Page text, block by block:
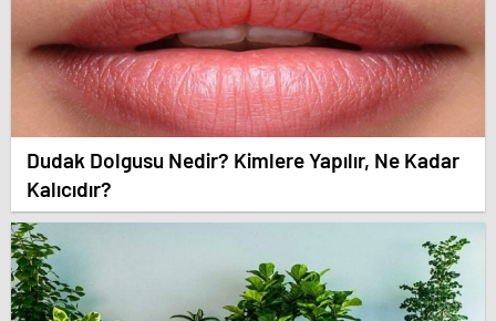
Dudak Dolgusu Nedir? Kimlere Yapılır, Ne Kadar
Kalıcıdır?